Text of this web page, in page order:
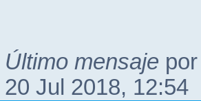
Último mensaje
20 Jul 2018, 12:54